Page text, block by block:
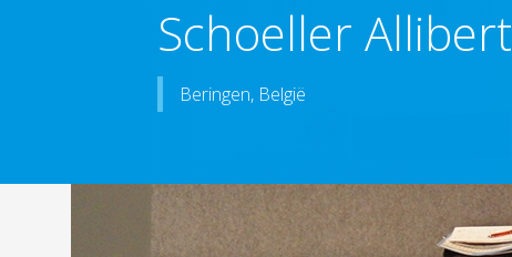
Schoeller Allibert
Beringen, België